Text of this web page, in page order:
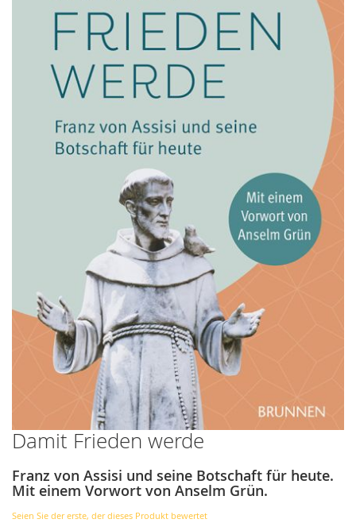
Damit Frieden werde
Franz von Assisi und seine Botschaft für heute.
Mit einem Vorwort von Anselm Grün.
Seien Sie der erste, der dieses Produkt bewertet
Zum
Anfang
der
Bildergalerie
springen